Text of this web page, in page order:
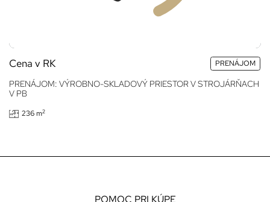
Cena v RK PRENÁJOM
PRENÁJOM: VÝROBNO-SKLADOVÝ PRIESTOR V STROJÁRŇACH
V PB
236 m2
POMOC PRI KÚPE